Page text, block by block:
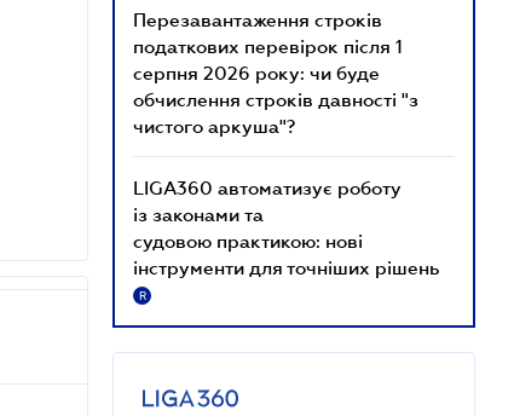
Перезавантаження строків
податкових перевірок після 1
серпня 2026 року: чи буде
обчислення строків давності "з
чистого аркуша"?
LIGA360 автоматизує роботу
із законами та
судовою практикою: нові
інструменти для точніших рішень
R